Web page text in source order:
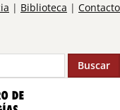
| Biblioteca | Contacto
Buscar